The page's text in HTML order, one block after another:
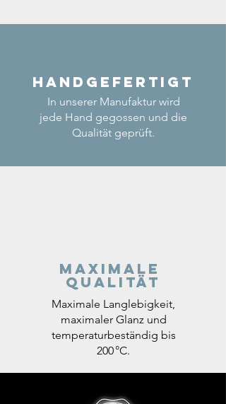
Handgefertigt
In unserer Manufaktur wird
jede Hand gegossen und die
Qualität geprüft.
Maximale
Qualität
Maximale Langlebigkeit,
maximaler Glanz und
temperaturbeständig bis
200 °C.